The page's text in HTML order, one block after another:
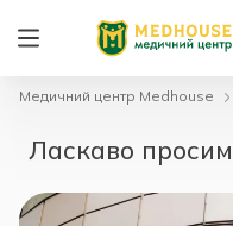
Медичний центр Medhouse
Ласкаво